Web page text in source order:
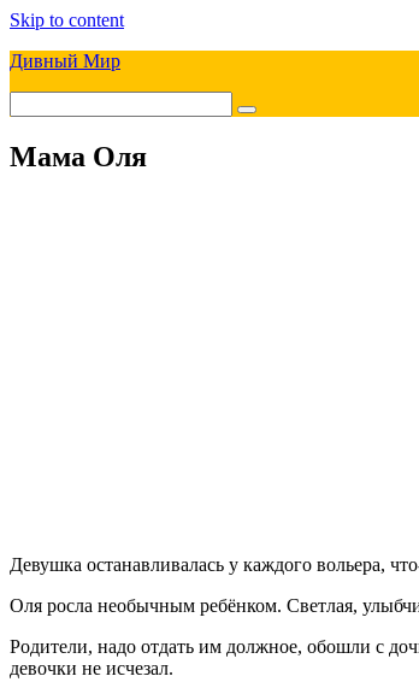
Skip to content
Дивный Мир
Мама Оля
Девушка останавливалась у каждого вольера,
Оля росла необычным ребёнком. Светлая,
Родители, надо отдать им должное, обошли с
девочки не исчезал.